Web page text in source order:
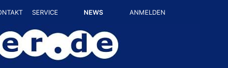
SERVICE NEWS ANMELDEN